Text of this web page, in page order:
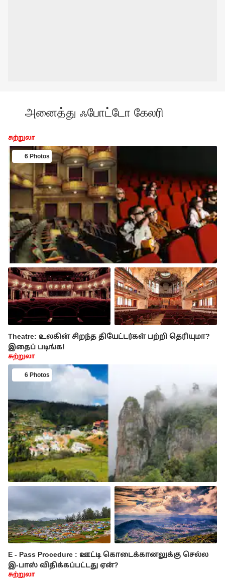
அனைத்து ஃபோட்டோ கேலரி
சுற்றுலா
6 Photos
Theatre: உலகின் சிறந்த தியேட்டர்கள் பற்றி தெரியுமா?
இதைப் படிங்க!
சுற்றுலா
6 Photos
E - Pass Procedure : ஊட்டி கொடைக்கானலுக்கு செல்ல
இ-பாஸ் விதிக்கப்பட்டது ஏன்?
சுற்றுலா